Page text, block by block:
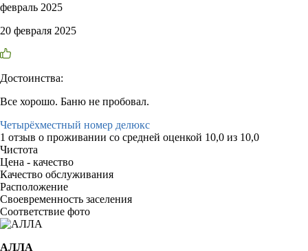
февраль 2025
20 февраля 2025
Достоинства:
Все хорошо. Баню не пробовал.
Четырёхместный номер делюкс
1 отзыв о проживании со средней оценкой 10,0 из 10,0
Чистота
Цена - качество
Качество обслуживания
Расположение
Своевременность заселения
Соответствие фото
АЛЛА